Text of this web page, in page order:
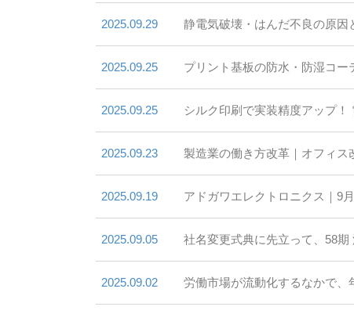
2025.09.29 静電気破壊・はんだ不良の原
2025.09.25 プリント基板の防水・防湿コ
2025.09.25 シルク印刷で実装精度アップ
2025.09.23 製造業の働き方改革｜オフィ
2025.09.19 アドガワエレクトロニクス｜9
2025.09.05 社名変更式典に先立って、58
2025.09.02 労働市場が流動化するなかで